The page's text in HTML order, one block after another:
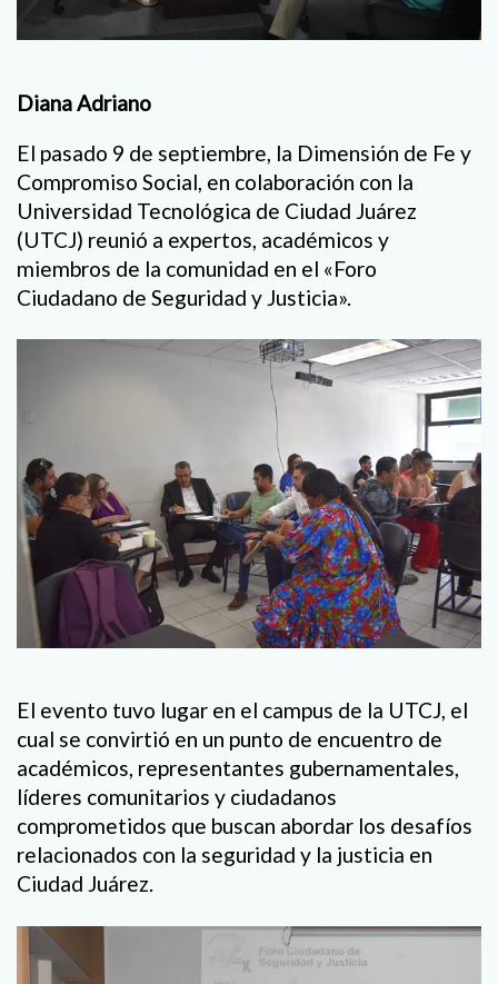
Diana Adriano
El pasado 9 de septiembre, la Dimensión de Fe y
Compromiso Social, en colaboración con la
Universidad Tecnológica de Ciudad Juárez
(UTCJ) reunió a expertos, académicos y
miembros de la comunidad en el «Foro
Ciudadano de Seguridad y Justicia».
El evento tuvo lugar en el campus de la UTCJ, el
cual se convirtió en un punto de encuentro de
académicos, representantes gubernamentales,
líderes comunitarios y ciudadanos
comprometidos que buscan abordar los desafíos
relacionados con la seguridad y la justicia en
Ciudad Juárez.